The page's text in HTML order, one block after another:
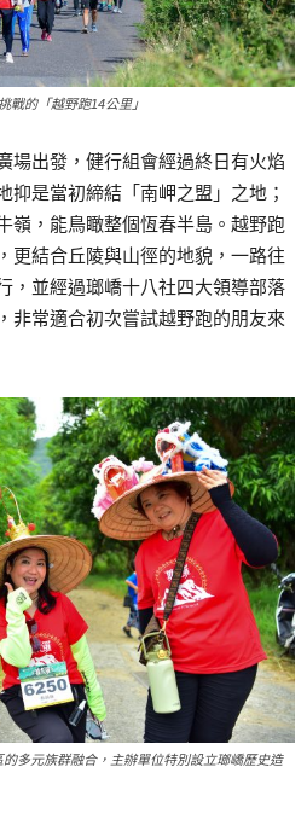
戰的「越野跑14公里」
場出發，健行組會經過終日有火焰
抑是當初締結「南岬之盟」之地；
嶺，能鳥瞰整個恆春半島。越野跑
更結合丘陵與山徑的地貌，一路往
，並經過瑯嶠十八社四大領導部落
非常適合初次嘗試越野跑的朋友來
多元族群融合，主辦單位特別設立瑯嶠歷史造